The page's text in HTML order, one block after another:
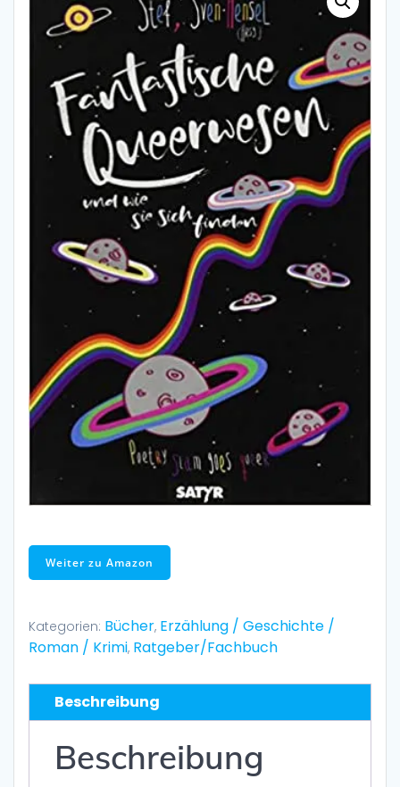
Weiter zu Amazon
Kategorien: Bücher, Erzählung / Geschichte /
Roman / Krimi, Ratgeber/Fachbuch
Beschreibung
Beschreibung